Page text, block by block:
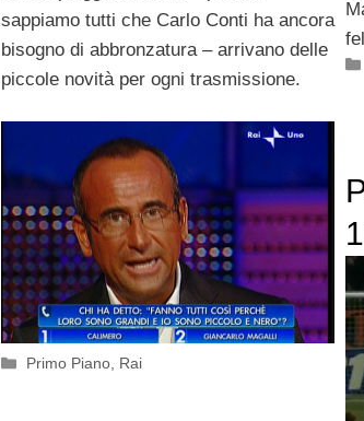
sappiamo tutti che Carlo Conti ha ancora
bisogno di abbronzatura – arrivano delle
piccole novità per ogni trasmissione.
Categorie
Primo Piano, Rai